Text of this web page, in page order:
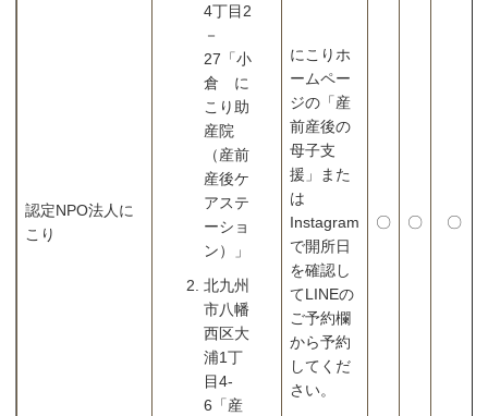
認定NPO法人に
こり
4丁目2
－
27「小
倉 に
こり助
産院
（産前
産後ケ
アステ
ーショ
ン）」
北九州
市八幡
西区大
浦1丁
目4-
6「産
にこりホ
ームペー
ジの「産
前産後の
母子支
援」また
は
Instagram
で開所日
を確認し
てLINEの
ご予約欄
から予約
してくだ
さい。
〇 〇 〇